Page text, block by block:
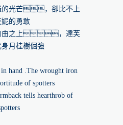
光芒，卻比不上
妮的勇敢
由之上，達芙
月桂樹倔強
hand .The wrought iron
of spotters
tells hearthrob of